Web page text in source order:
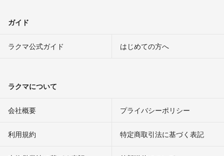
ガイド
ラクマ公式ガイド はじめての方へ
ラクマについて
会社概要 プライバシーポリシー
利用規約 特定商取引法に基づく表記